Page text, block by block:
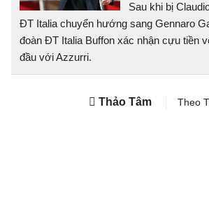
Sau khi bị
ĐT Italia chuyển hướng sang Gennaro
đoàn ĐT Italia Buffon xác nhận cựu tiền
đầu với Azzurri.
Thảo Tâm Theo